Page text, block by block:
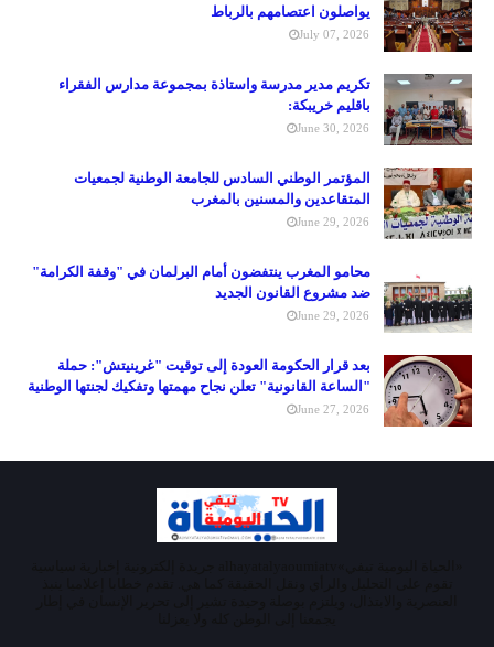
يواصلون اعتصامهم بالرباط
July 07, 2026
تكريم مدير مدرسة واستاذة بمجموعة مدارس الفقراء
باقليم خريبكة:
June 30, 2026
المؤتمر الوطني السادس للجامعة الوطنية لجمعيات
المتقاعدين والمسنين بالمغرب
June 29, 2026
محامو المغرب ينتفضون أمام البرلمان في "وقفة الكرامة"
ضد مشروع القانون الجديد
June 29, 2026
بعد قرار الحكومة العودة إلى توقيت "غرينيتش": حملة
"الساعة القانونية" تعلن نجاح مهمتها وتفكيك لجنتها الوطنية
June 27, 2026